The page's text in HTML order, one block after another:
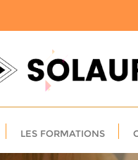
LES FORMATIONS